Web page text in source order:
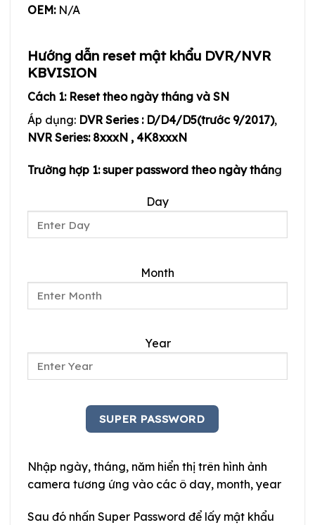
OEM: N/A
Hướng dẫn reset mật khẩu DVR/NVR
KBVISION
Cách 1: Reset theo ngày tháng và SN
Áp dụng: DVR Series : D/D4/D5(trước 9/2017),
NVR Series: 8xxxN , 4K8xxxN
Trường hợp 1: super password theo ngày tháng
Day
Month
Year
Nhập ngày, tháng, năm hiển thị trên hình ảnh
camera tương ứng vào các ô day, month, year
Sau đó nhấn Super Password để lấy mật khẩu